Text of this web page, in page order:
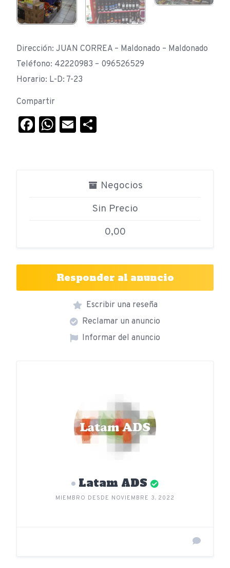
Dirección: JUAN CORREA – Maldonado – Maldonado
Teléfono: 42220983 – 096526529
Horario: L-D: 7-23
Compartir
Facebook
WhatsApp
Email
Negocios
Sin Precio
0,00
Responder al anuncio
Escribir una reseña
Reclamar un anuncio
Informar del anuncio
Latam ADS
MIEMBRO DESDE NOVIEMBRE 3, 2022